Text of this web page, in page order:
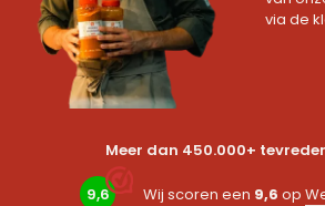
via de
Meer dan 450.000+
9,6 Wij scoren een 9,6 op